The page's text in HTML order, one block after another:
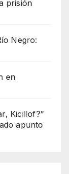
prisión
Negro:
en
Kicillof?”
apunto